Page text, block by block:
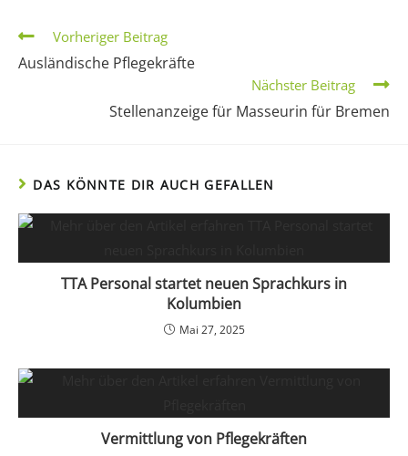
Vorheriger Beitrag
Ausländische Pflegekräfte
Nächster Beitrag
Stellenanzeige für Masseurin für Bremen
DAS KÖNNTE DIR AUCH GEFALLEN
TTA Personal startet neuen Sprachkurs in
Kolumbien
Mai 27, 2025
Vermittlung von Pflegekräften